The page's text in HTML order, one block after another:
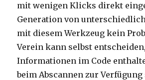
mit wenigen Klicks direkt
Generation von
mit diesem Werkzeug kein
Verein kann selbst
Informationen im Code
beim Abscannen zur